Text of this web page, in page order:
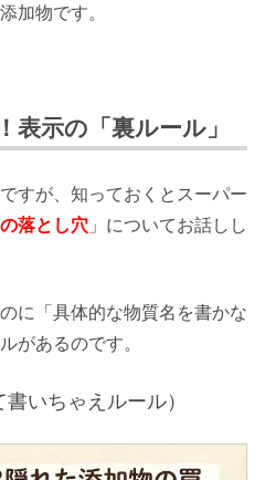
加物です。
表示の「裏ルール」
すが、知っておくとスーパー
落とし穴 」についてお話しし
に「具体的な物質名を書かな
があるのです。
いちゃえルール）